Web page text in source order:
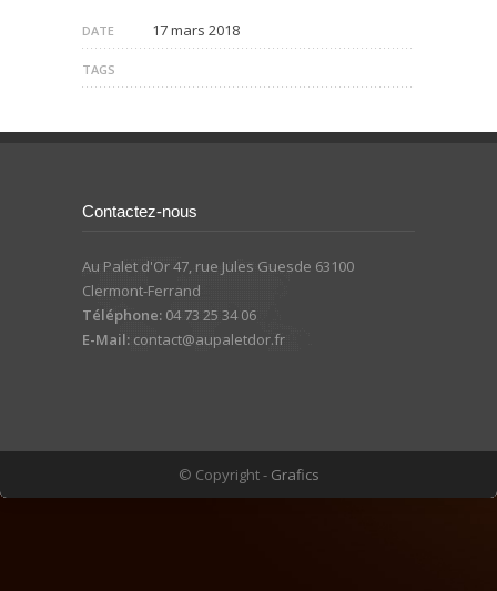
DATE 17 mars 2018
TAGS
Contactez-nous
Au Palet d'Or 47, rue Jules Guesde 63100
Clermont-Ferrand
Téléphone: 04 73 25 34 06
E-Mail: contact@aupaletdor.fr
© Copyright - Grafics